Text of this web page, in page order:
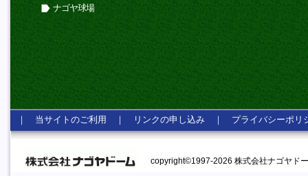
ナゴヤ球場
｜ 当サイトのご利用 ｜ リンクの申し込み ｜ プライバシーポリ
copyright©1997-2026 株式会社ナゴヤド